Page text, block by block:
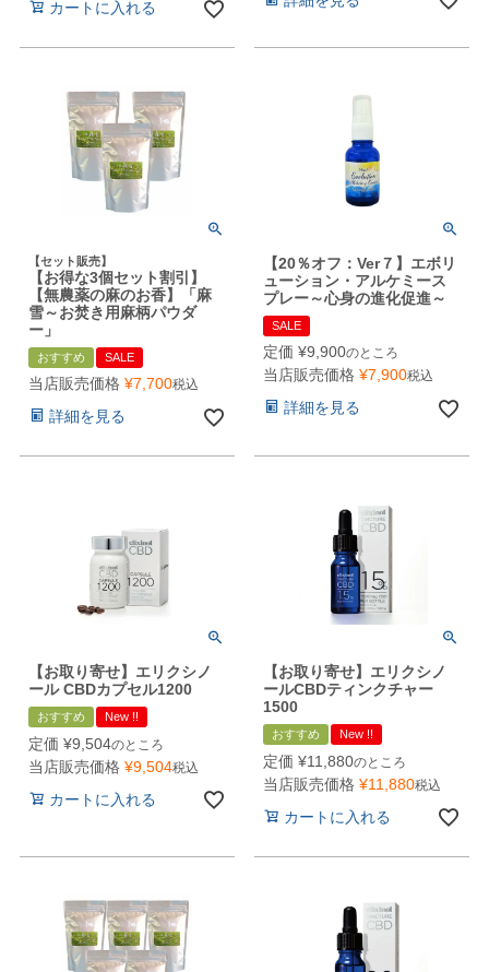
カートに入れる
【セット販売】
【お得な3個セット割引】
【無農薬の麻のお香】「麻
雪～お焚き用麻柄パウダ
ー」
おすすめ SALE
当店販売価格 ¥7,700税込
詳細を見る
【20％オフ：Ver７】エボリ
ューション・アルケミース
プレー～心身の進化促進～
SALE
定価 ¥9,900のところ
当店販売価格 ¥7,900税込
詳細を見る
【お取り寄せ】エリクシノ
ール CBDカプセル1200
おすすめ New !!
定価 ¥9,504のところ
当店販売価格 ¥9,504税込
カートに入れる
【お取り寄せ】エリクシノ
ールCBDティンクチャー
1500
おすすめ New !!
定価 ¥11,880のところ
当店販売価格 ¥11,880税込
カートに入れる